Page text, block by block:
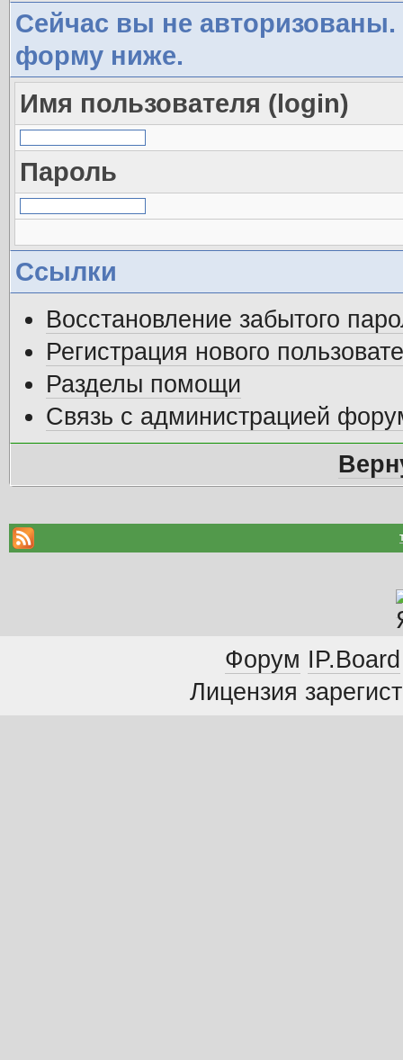
Сейчас вы не авторизованы.
форму ниже.
Имя пользователя (login)
Пароль
Ссылки
Восстановление забытого
Регистрация нового
Разделы помощи
Связь с администрацией
Форум IP.Board
Лицензия